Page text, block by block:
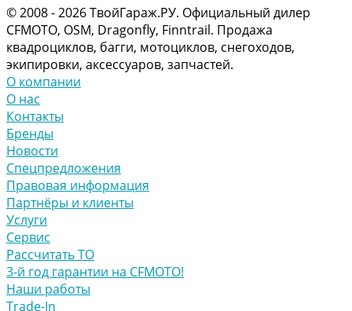
© 2008 - 2026 ТвойГараж.РУ. Официальный дилер
CFMOTO, OSM, Dragonfly, Finntrail. Продажа
квадроциклов, багги, мотоциклов, снегоходов,
экипировки, аксессуаров, запчастей.
О компании
О нас
Контакты
Бренды
Новости
Спецпредложения
Правовая информация
Партнёры и клиенты
Услуги
Сервис
Рассчитать ТО
3-й год гарантии на CFMOTO!
Наши работы
Trade-In